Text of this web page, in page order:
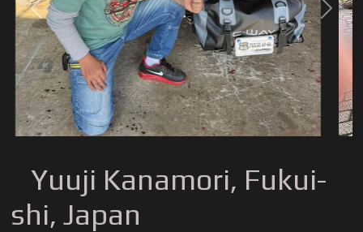
Previous Next
Yuuji Kanamori, Fukui-
shi, Japan